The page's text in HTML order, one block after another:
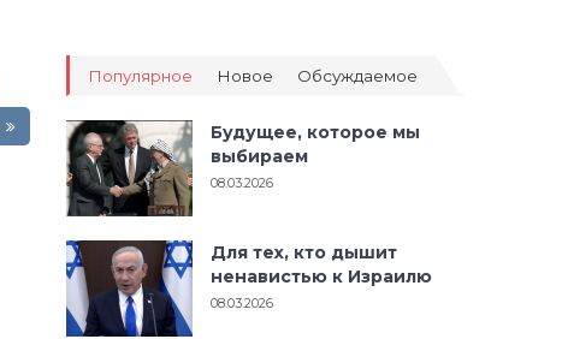
Популярное Новое Обсуждаемое
Будущее, которое мы
выбираем
08.03.2026
Для тех, кто дышит
ненавистью к Израилю
08.03.2026